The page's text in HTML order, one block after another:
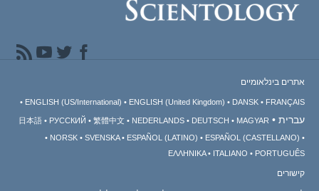
אתרים בינלאומיים
ENGLISH (US/International) ENGLISH (United Kingdom) DANSK FRANÇAIS
עברית 日本語 РУССКИЙ 繁體中文 NEDERLANDS DEUTSCH
MAGYAR
NORSK
SVENSKA ESPAÑOL (LATINO)
ESPAÑOL (CASTELLANO)
ΕΛΛΗΝΙΚA
ITALIANO PORTUGUÊS
קישורים